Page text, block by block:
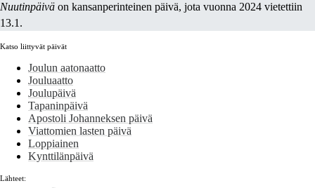
Nuutinpäivä on kansanperinteinen päivä, jota vuonna 2024 vietettiin
13.1.
Katso liittyvät päivät
Joulun aatonaatto
Jouluaatto
Joulupäivä
Tapaninpäivä
Apostoli Johanneksen päivä
Viattomien lasten päivä
Loppiainen
Kynttilänpäivä
Lähteet: